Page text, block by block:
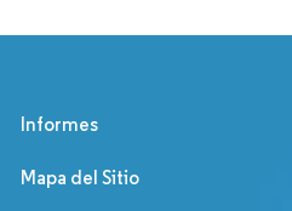
Informes
Mapa del Sitio